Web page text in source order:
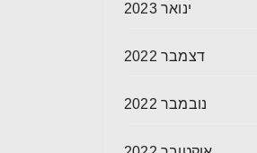
ינואר 2023
דצמבר 2022
נובמבר 2022